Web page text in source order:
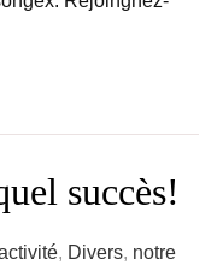
succès!
, Divers, notre